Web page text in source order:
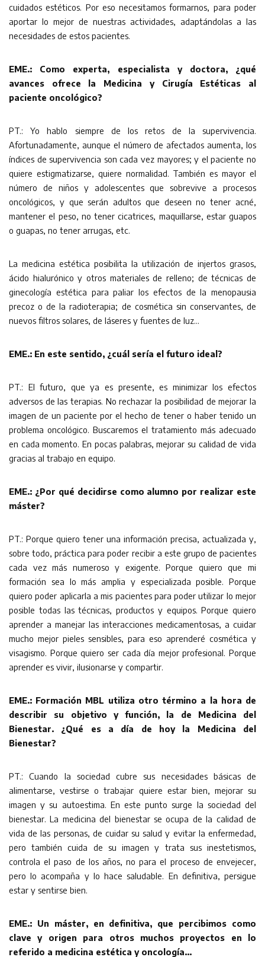
cuidados estéticos. Por eso necesitamos formarnos, para poder
aportar lo mejor de nuestras actividades, adaptándolas a las
necesidades de estos pacientes.
EME.: Como experta, especialista y doctora, ¿qué
avances ofrece la Medicina y Cirugía Estéticas al
paciente oncológico?
PT.: Yo hablo siempre de los retos de la supervivencia.
Afortunadamente, aunque el número de afectados aumenta, los
índices de supervivencia son cada vez mayores; y el paciente no
quiere estigmatizarse, quiere normalidad. También es mayor el
número de niños y adolescentes que sobrevive a procesos
oncológicos, y que serán adultos que deseen no tener acné,
mantener el peso, no tener cicatrices, maquillarse, estar guapos
o guapas, no tener arrugas, etc.
La medicina estética posibilita la utilización de injertos grasos,
ácido hialurónico y otros materiales de relleno; de técnicas de
ginecología estética para paliar los efectos de la menopausia
precoz o de la radioterapia; de cosmética sin conservantes, de
nuevos filtros solares, de láseres y fuentes de luz…
EME.: En este sentido, ¿cuál sería el futuro ideal?
PT.: El futuro, que ya es presente, es minimizar los efectos
adversos de las terapias. No rechazar la posibilidad de mejorar la
imagen de un paciente por el hecho de tener o haber tenido un
problema oncológico. Buscaremos el tratamiento más adecuado
en cada momento. En pocas palabras, mejorar su calidad de vida
gracias al trabajo en equipo.
EME.: ¿Por qué decidirse como alumno por realizar este
máster?
PT.: Porque quiero tener una información precisa, actualizada y,
sobre todo, práctica para poder recibir a este grupo de pacientes
cada vez más numeroso y exigente. Porque quiero que mi
formación sea lo más amplia y especializada posible. Porque
quiero poder aplicarla a mis pacientes para poder utilizar lo mejor
posible todas las técnicas, productos y equipos. Porque quiero
aprender a manejar las interacciones medicamentosas, a cuidar
mucho mejor pieles sensibles, para eso aprenderé cosmética y
visagismo. Porque quiero ser cada día mejor profesional. Porque
aprender es vivir, ilusionarse y compartir.
EME.: Formación MBL utiliza otro término a la hora de
describir su objetivo y función, la de Medicina del
Bienestar. ¿Qué es a día de hoy la Medicina del
Bienestar?
PT.: Cuando la sociedad cubre sus necesidades básicas de
alimentarse, vestirse o trabajar quiere estar bien, mejorar su
imagen y su autoestima. En este punto surge la sociedad del
bienestar. La medicina del bienestar se ocupa de la calidad de
vida de las personas, de cuidar su salud y evitar la enfermedad,
pero también cuida de su imagen y trata sus inestetismos,
controla el paso de los años, no para el proceso de envejecer,
pero lo acompaña y lo hace saludable. En definitiva, persigue
estar y sentirse bien.
EME.: Un máster, en definitiva, que percibimos como
clave y origen para otros muchos proyectos en lo
referido a medicina estética y oncología…